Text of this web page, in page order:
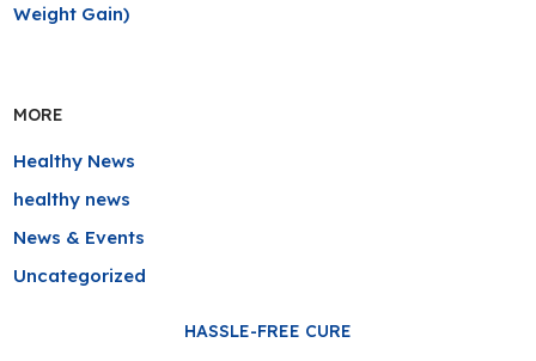
Weight Gain)
MORE
Healthy News
healthy news
News & Events
Uncategorized
HASSLE-FREE CURE